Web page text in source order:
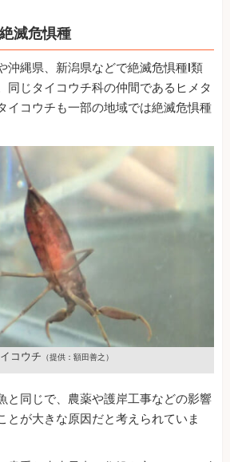
滅危惧種
沖縄県、新潟県などで絶滅危惧種I類
同じタイコウチ科の仲間であるヒメタ
イコウチも一部の地域では絶滅危惧種
コウチ （提供：額田善之）
と同じで、農薬や護岸工事などの影響
とが大きな原因だと考えられていま